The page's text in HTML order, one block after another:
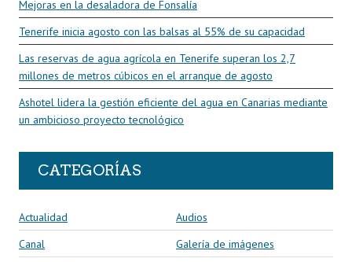
Mejoras en la desaladora de Fonsalía
Tenerife inicia agosto con las balsas al 55% de su capacidad
Las reservas de agua agrícola en Tenerife superan los 2,7
millones de metros cúbicos en el arranque de agosto
Ashotel lidera la gestión eficiente del agua en Canarias mediante
un ambicioso proyecto tecnológico
CATEGORÍAS
Actualidad
Audios
Canal
Galería de imágenes